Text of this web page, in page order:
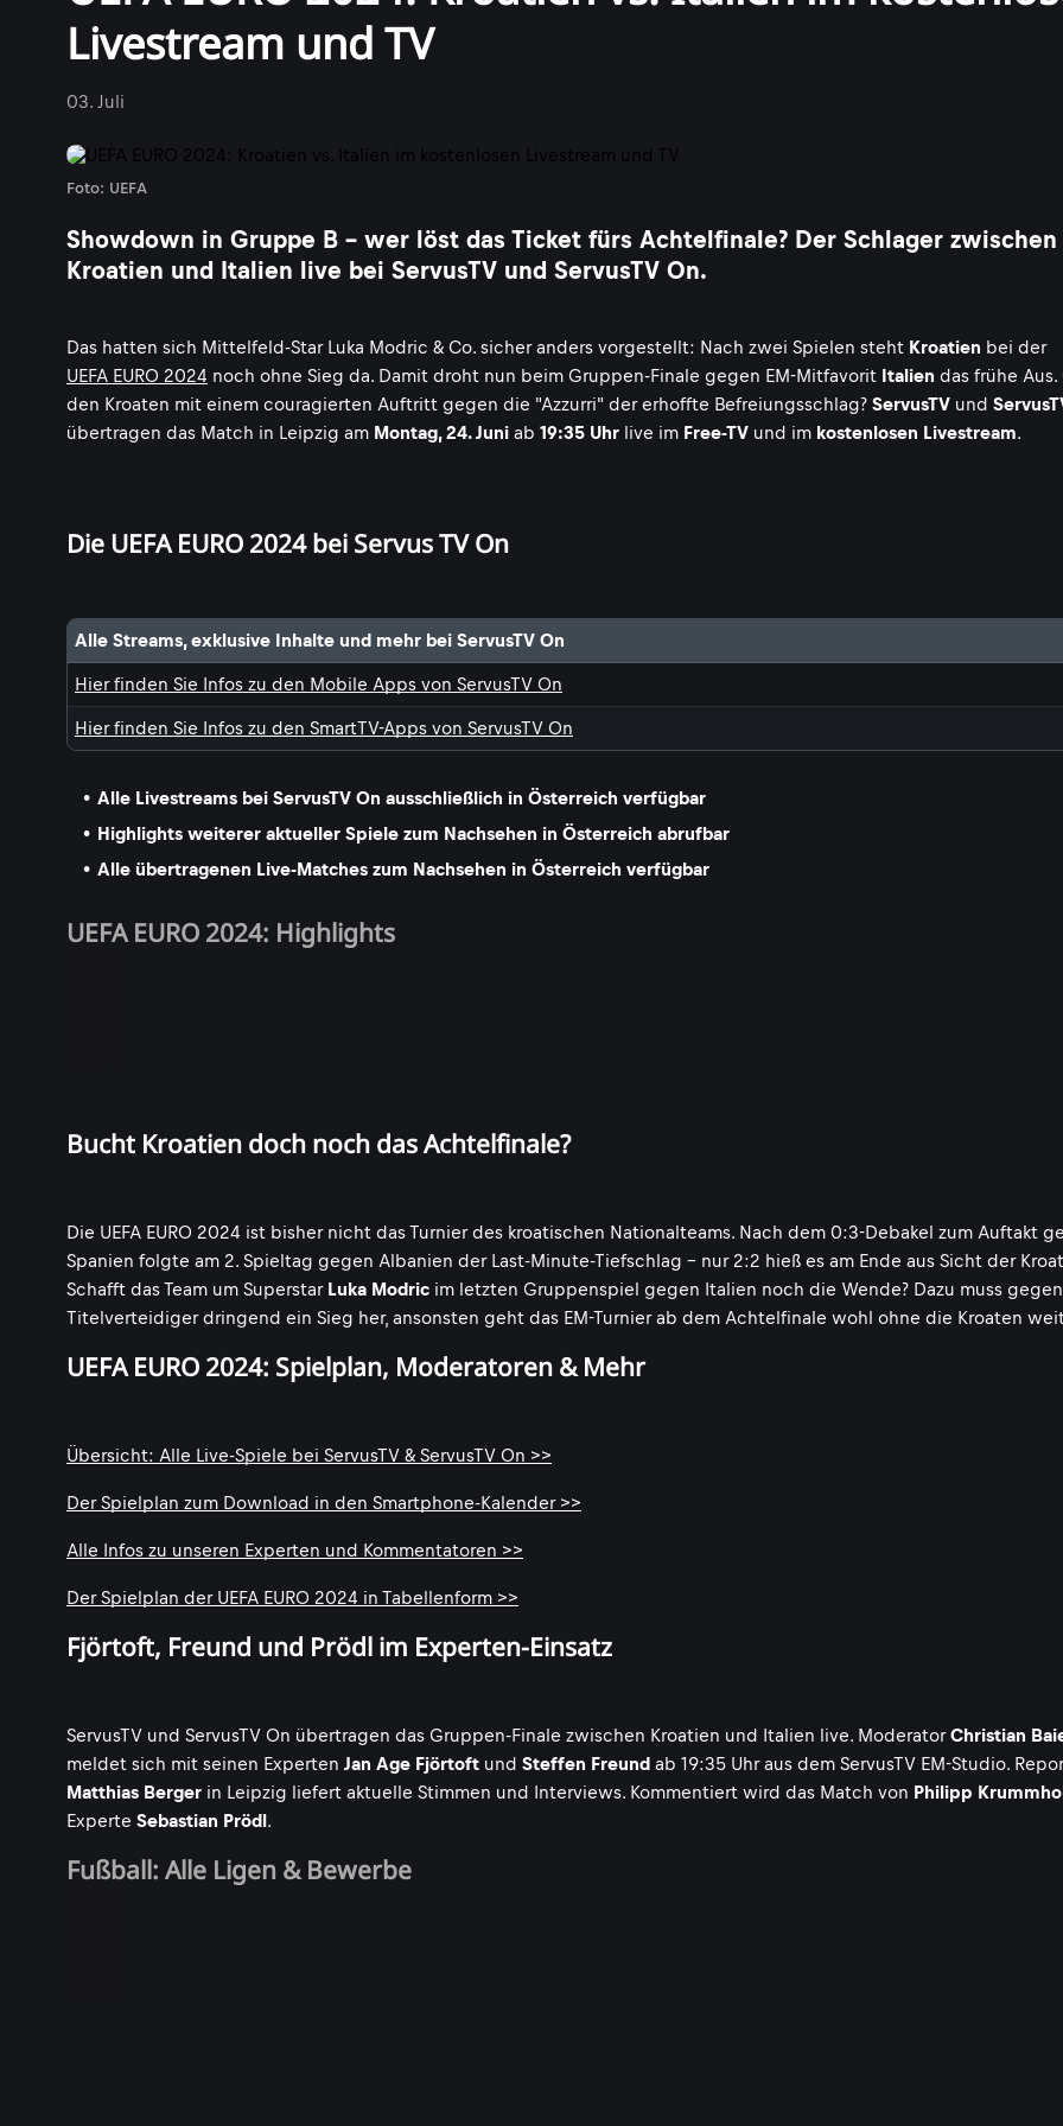
Livestream und TV
03. Juli
Foto: UEFA
Showdown in Gruppe B - wer löst das Ticket fürs Achtelfinale? Der Schlager zwischen
Kroatien und Italien live bei ServusTV und ServusTV On.
Das hatten sich Mittelfeld-Star Luka Modric & Co. sicher anders vorgestellt: Nach zwei Spielen steht Kroatien bei der
UEFA EURO 2024 noch ohne Sieg da. Damit droht nun beim Gruppen-Finale gegen EM-Mitfavorit Italien das frühe
den Kroaten mit einem couragierten Auftritt gegen die "Azzurri" der erhoffte Befreiungsschlag? ServusTV und
übertragen das Match in Leipzig am Montag, 24. Juni ab 19:35 Uhr live im Free-TV und im kostenlosen Livestream.
Die UEFA EURO 2024 bei Servus TV On
Alle Streams, exklusive Inhalte und mehr bei ServusTV On
Hier finden Sie Infos zu den Mobile Apps von ServusTV On
Hier finden Sie Infos zu den SmartTV-Apps von ServusTV On
Alle Livestreams bei ServusTV On ausschließlich in Österreich verfügbar
Highlights weiterer aktueller Spiele zum Nachsehen in Österreich abrufbar
Alle übertragenen Live-Matches zum Nachsehen in Österreich verfügbar
UEFA EURO 2024: Highlights
Bucht Kroatien doch noch das Achtelfinale?
Die UEFA EURO 2024 ist bisher nicht das Turnier des kroatischen Nationalteams. Nach dem 0:3-Debakel zum Auftakt
Spanien folgte am 2. Spieltag gegen Albanien der Last-Minute-Tiefschlag - nur 2:2 hieß es am Ende aus Sicht der
Schafft das Team um Superstar Luka Modric im letzten Gruppenspiel gegen Italien noch die Wende? Dazu muss
Titelverteidiger dringend ein Sieg her, ansonsten geht das EM-Turnier ab dem Achtelfinale wohl ohne die Kroaten
UEFA EURO 2024: Spielplan, Moderatoren & Mehr
Übersicht: Alle Live-Spiele bei ServusTV & ServusTV On >>
Der Spielplan zum Download in den Smartphone-Kalender >>
Alle Infos zu unseren Experten und Kommentatoren >>
Der Spielplan der UEFA EURO 2024 in Tabellenform >>
Fjörtoft, Freund und Prödl im Experten-Einsatz
ServusTV und ServusTV On übertragen das Gruppen-Finale zwischen Kroatien und Italien live. ModeratorChristian
meldet sich mit seinen Experten Jan Age Fjörtoft und Steffen Freund ab 19:35 Uhr aus dem ServusTV EM-Studio.
Matthias Berger in Leipzig liefert aktuelle Stimmen und Interviews. Kommentiert wird das Match von Philipp
Experte Sebastian Prödl.
Fußball: Alle Ligen & Bewerbe